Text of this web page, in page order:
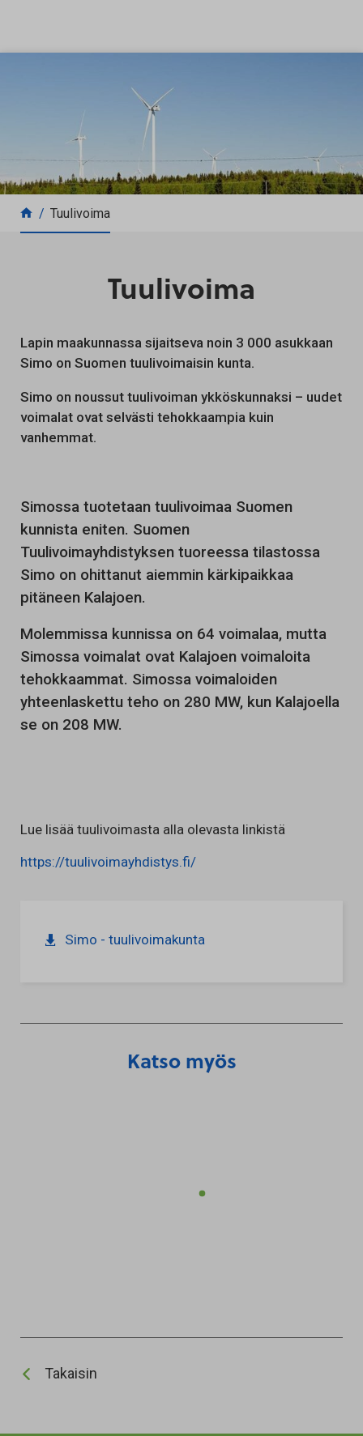
Tuulivoima
Tuulivoima
Lapin maakunnassa sijaitseva noin 3 000 asukkaan
Simo on Suomen tuulivoimaisin kunta.
Simo on noussut tuulivoiman ykköskunnaksi – uudet
voimalat ovat selvästi tehokkaampia kuin
vanhemmat.
Simossa tuotetaan tuulivoimaa Suomen
kunnista eniten. Suomen
Tuulivoimayhdistyksen tuoreessa tilastossa
Simo on ohittanut aiemmin kärkipaikkaa
pitäneen Kalajoen.
Molemmissa kunnissa on 64 voimalaa, mutta
Simossa voimalat ovat Kalajoen voimaloita
tehokkaammat. Simossa voimaloiden
yhteenlaskettu teho on 280 MW, kun Kalajoella
se on 208 MW.
Lue lisää tuulivoimasta alla olevasta linkistä
https://tuulivoimayhdistys.fi/
Simo - tuulivoimakunta
Katso myös
Takaisin